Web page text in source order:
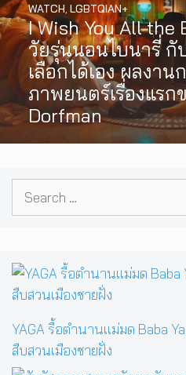
I Wish You All the
วัยรุ่นนอนไบนารี่ กั
เลือกได้เอง ผลงาน
ภาพยนตร์เรื่องแรก
Dorfman
WATCH LGBTQIAN+
Search
YAGA รื้อตำนานแม่มด Baba
สืบสวนเมืองชายฝั่ง